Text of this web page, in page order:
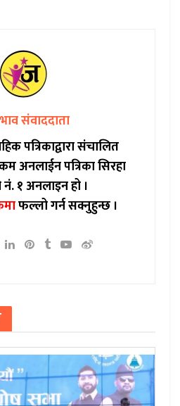
संवाददाता
पत्रिकाद्वारा संचालित
अनलाईन पत्रिका सिरहा
१ अनलाइन हो ।
फल्लो गर्न सक्नुहुन्छ ।